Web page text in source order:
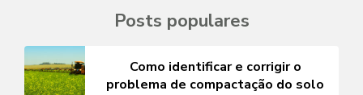
Posts populares
Como identificar e corrigir o
problema de compactação do solo